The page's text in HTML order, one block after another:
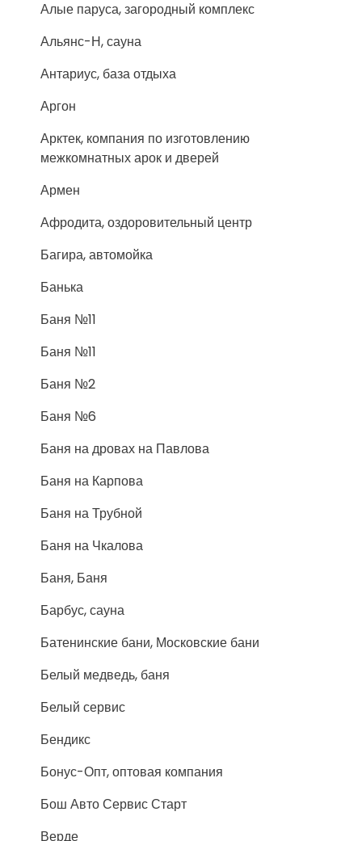
Алые паруса, загородный комплекс
Альянс-Н, сауна
Антариус, база отдыха
Аргон
Арктек, компания по изготовлению
межкомнатных арок и дверей
Армен
Афродита, оздоровительный центр
Багира, автомойка
Банька
Баня №11
Баня №11
Баня №2
Баня №6
Баня на дровах на Павлова
Баня на Карпова
Баня на Трубной
Баня на Чкалова
Баня, Баня
Барбус, сауна
Батенинские бани, Московские бани
Белый медведь, баня
Белый сервис
Бендикс
Бонус-Опт, оптовая компания
Бош Авто Сервис Старт
Верде